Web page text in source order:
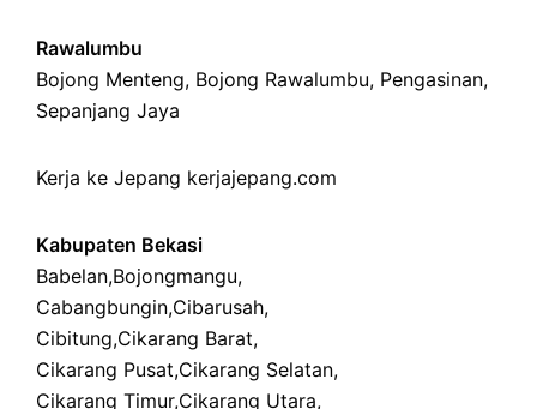
Rawalumbu
Bojong Menteng, Bojong Rawalumbu, Pengasinan,
Sepanjang Jaya
Kerja ke Jepang kerjajepang.com
Kabupaten Bekasi
Babelan,Bojongmangu,
Cabangbungin,Cibarusah,
Cibitung,Cikarang Barat,
Cikarang Pusat,Cikarang Selatan,
Cikarang Timur,Cikarang Utara,